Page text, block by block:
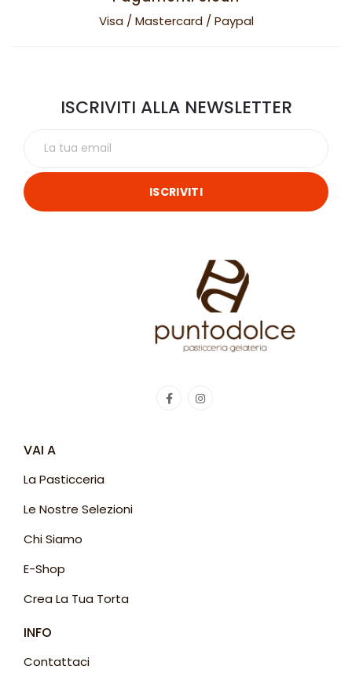
Visa / Mastercard / Paypal
ISCRIVITI ALLA NEWSLETTER
ISCRIVITI
VAI A
La Pasticceria
Le Nostre Selezioni
Chi Siamo
E-Shop
Crea La Tua Torta
INFO
Contattaci